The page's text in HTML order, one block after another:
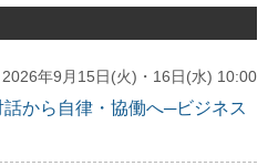
2026年9月15日(火)・16日(水) 10:00
から自律・協働へ─ビジネス